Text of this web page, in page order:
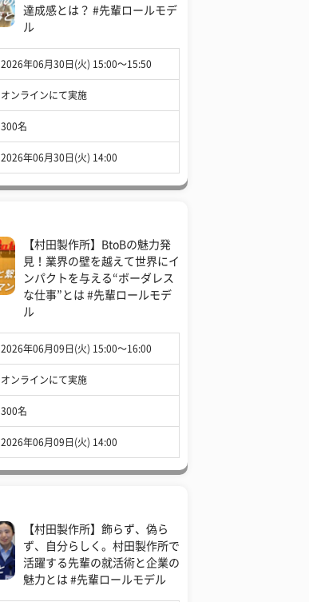
達成感とは？ #先輩ロールモデ
ル
2026年06月30日(火) 15:00〜15:50
オンラインにて実施
300名
2026年06月30日(火) 14:00
【村田製作所】BtoBの魅力発
見！業界の壁を越えて世界にイ
ンパクトを与える“ボーダレス
な仕事”とは #先輩ロールモデ
ル
2026年06月09日(火) 15:00〜16:00
オンラインにて実施
300名
2026年06月09日(火) 14:00
【村田製作所】飾らず、偽ら
ず、自分らしく。村田製作所で
活躍する先輩の就活術と企業の
魅力とは #先輩ロールモデル